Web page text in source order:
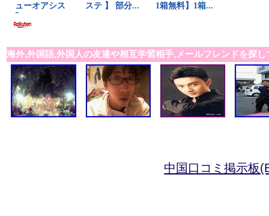
海外,外国語,外国人の友達や相互学習相手,メールフレンドを探し
中国口コミ掲示板